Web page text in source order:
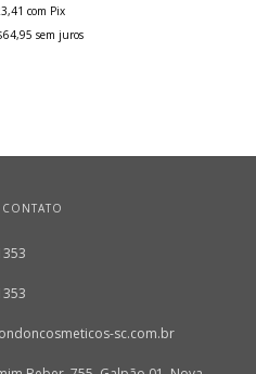
com Pix
sem juros
sc.com.br